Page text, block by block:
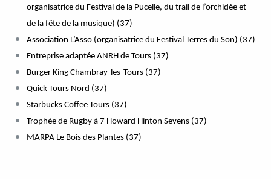
organisatrice du Festival de la Pucelle, du trail de l’orchidée et
de la fête de la musique) (37)
Association L’Asso (organisatrice du Festival Terres du Son) (37)
Entreprise adaptée ANRH de Tours (37)
Burger King Chambray-les-Tours (37)
Quick Tours Nord (37)
Starbucks Coffee Tours (37)
Trophée de Rugby à 7 Howard Hinton Sevens (37)
MARPA Le Bois des Plantes (37)